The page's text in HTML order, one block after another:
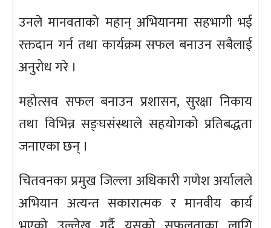
उनले मानवताको महान् अभियानमा सहभागी भई
रक्तदान गर्न तथा कार्यक्रम सफल बनाउन सबैलाई
अनुरोध गरे ।
महोत्सव सफल बनाउन प्रशासन, सुरक्षा निकाय
तथा विभिन्न सङ्घसंस्थाले सहयोगको प्रतिबद्धता
जनाएका छन् ।
चितवनका प्रमुख जिल्ला अधिकारी गणेश अर्यालले
अभियान अत्यन्त सकारात्मक र मानवीय कार्य